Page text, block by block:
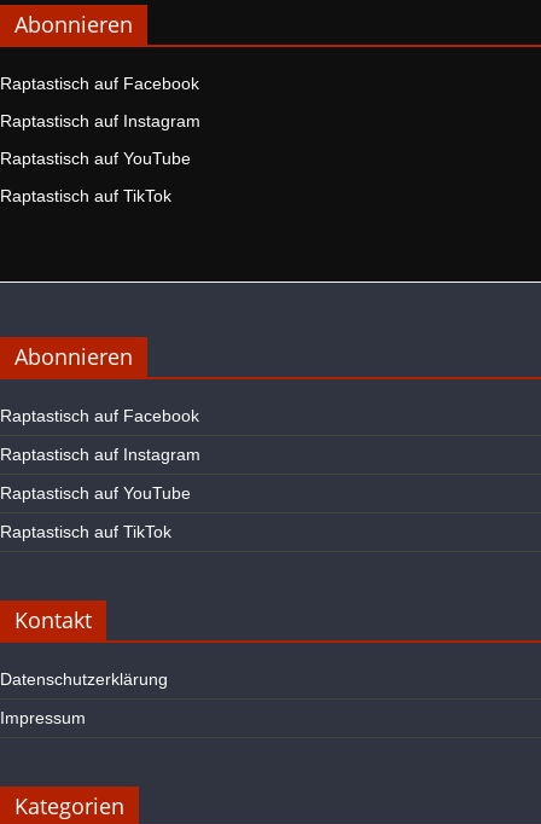
Abonnieren
Raptastisch auf Facebook
Raptastisch auf Instagram
Raptastisch auf YouTube
Raptastisch auf TikTok
Abonnieren
Raptastisch auf Facebook
Raptastisch auf Instagram
Raptastisch auf YouTube
Raptastisch auf TikTok
Kontakt
Datenschutzerklärung
Impressum
Kategorien